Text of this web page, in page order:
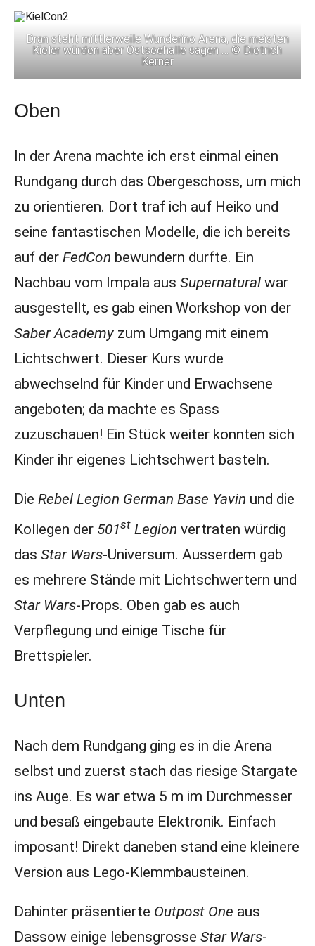
Dran steht mittlerweile Wunderino Arena, die meisten
Kieler würden aber Ostseehalle sagen … © Dietrich
Kerner
Oben
In der Arena machte ich erst einmal einen
Rundgang durch das Obergeschoss, um mich
zu orientieren. Dort traf ich auf Heiko und
seine fantastischen Modelle, die ich bereits
auf der FedCon bewundern durfte. Ein
Nachbau vom Impala aus Supernaturalwar
ausgestellt, es gab einen Workshop von der
Saber Academyzum Umgang mit einem
Lichtschwert. Dieser Kurs wurde
abwechselnd für Kinder und Erwachsene
angeboten; da machte es Spass
zuzuschauen! Ein Stück weiter konnten sich
Kinder ihr eigenes Lichtschwert basteln.
Die Rebel Legion German Base Yavin und die
Kollegen der 501st Legion vertraten würdig
das Star Wars-Universum. Ausserdem gab
es mehrere Stände mit Lichtschwertern und
Star Wars-Props. Oben gab es auch
Verpflegung und einige Tische für
Brettspieler.
Unten
Nach dem Rundgang ging es in die Arena
selbst und zuerst stach das riesige Stargate
ins Auge. Es war etwa 5 m im Durchmesser
und besaß eingebaute Elektronik. Einfach
imposant! Direkt daneben stand eine kleinere
Version aus Lego-Klemmbausteinen.
Dahinter präsentierte Outpost One aus
Dassow einige lebensgrosse Star Wars-